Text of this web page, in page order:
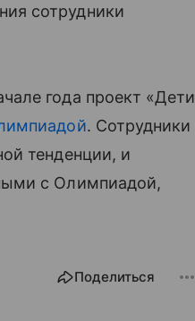
сотрудники
года проект «Дети
. Сотрудники
тенденции, и
с Олимпиадой,
Поделиться